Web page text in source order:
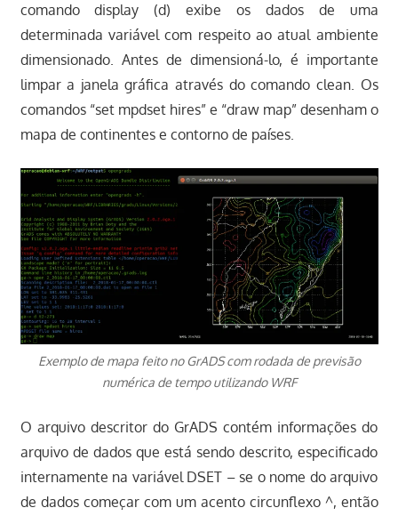
comando display (d) exibe os dados de uma
determinada variável com respeito ao atual ambiente
dimensionado. Antes de dimensioná-lo, é importante
limpar a janela gráfica através do comando clean. Os
comandos “set mpdset hires” e “draw map” desenham o
mapa de continentes e contorno de países.
Exemplo de mapa feito no GrADS com rodada de previsão
numérica de tempo utilizando WRF
O arquivo descritor do GrADS contém informações do
arquivo de dados que está sendo descrito, especificado
internamente na variável DSET – se o nome do arquivo
de dados começar com um acento circunflexo ^, então